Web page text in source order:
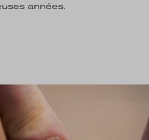
années.